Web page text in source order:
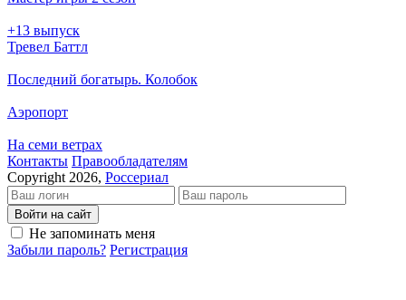
+13 выпуск
Тревел Баттл
Последний богатырь. Колобок
Аэропорт
На семи ветрах
Кон­так­ты Пра­во­об­ла­да­те­лям
Copyright 2026, Россериал
Войти на сайт
Не запоминать меня
Забыли пароль? Регистрация